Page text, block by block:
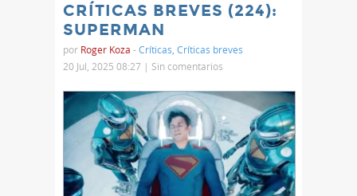
CRÍTICAS BREVES (224):
SUPERMAN
por Roger Koza -Críticas, Críticas breves
20 Jul, 2025 08:27 | Sin comentarios